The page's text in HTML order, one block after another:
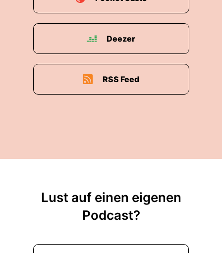
Deezer
RSS Feed
Lust auf einen eigenen
Podcast?